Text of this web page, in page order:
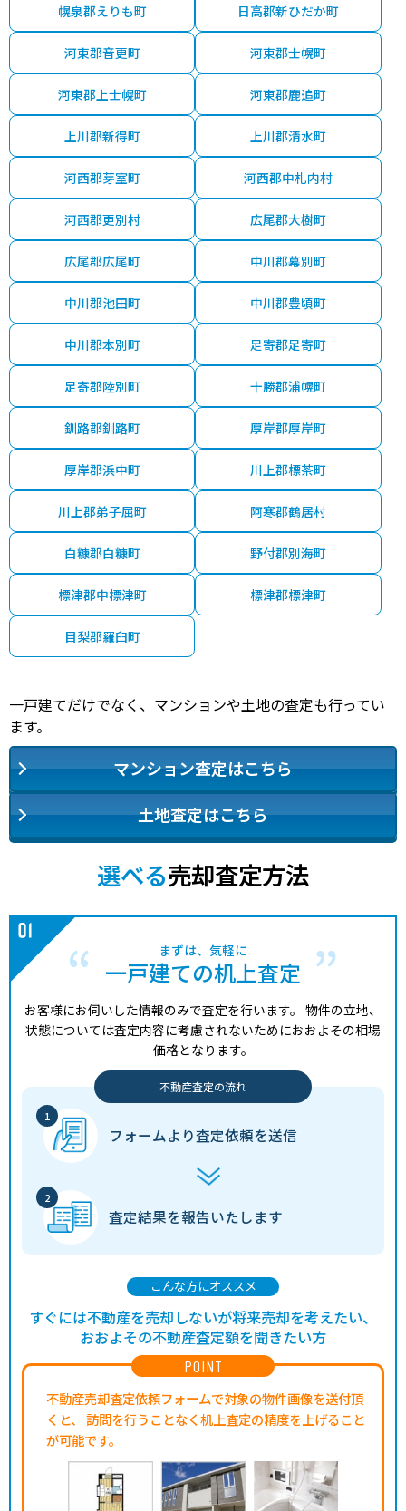
幌泉郡えりも町 日高郡新ひだか町
河東郡音更町 河東郡士幌町
河東郡上士幌町 河東郡鹿追町
上川郡新得町 上川郡清水町
河西郡芽室町 河西郡中札内村
河西郡更別村 広尾郡大樹町
広尾郡広尾町 中川郡幕別町
中川郡池田町 中川郡豊頃町
中川郡本別町 足寄郡足寄町
足寄郡陸別町 十勝郡浦幌町
釧路郡釧路町 厚岸郡厚岸町
厚岸郡浜中町 川上郡標茶町
川上郡弟子屈町 阿寒郡鶴居村
白糠郡白糠町 野付郡別海町
標津郡中標津町 標津郡標津町
目梨郡羅臼町
一戸建てだけでなく、マンションや土地の査定も行ってい
ます。
マンション査定はこちら
土地査定はこちら
選べる売却査定方法
まずは、気軽に
一戸建ての机上査定
お客様にお伺いした情報のみで査定を行います。 物件の立地、
状態については査定内容に考慮されないためにおおよその相場
価格となります。
不動産査定の流れ
フォームより査定依頼を送信
査定結果を報告いたします
POINT
不動産売却査定依頼フォームで対象の物件画像を送付頂
くと、
訪問を行うことなく机上査定の精度を上げること
が可能です。
こんな方にオススメ
すぐには不動産を売却しないが将来売却を考えたい、
おおよその不動産査定額を聞きたい方